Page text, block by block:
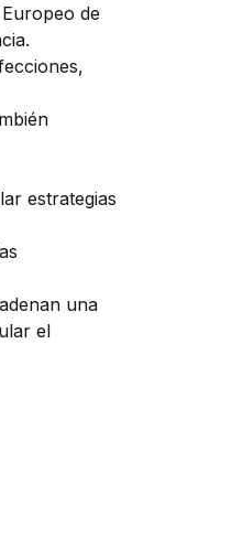
de
estrategias
una
el